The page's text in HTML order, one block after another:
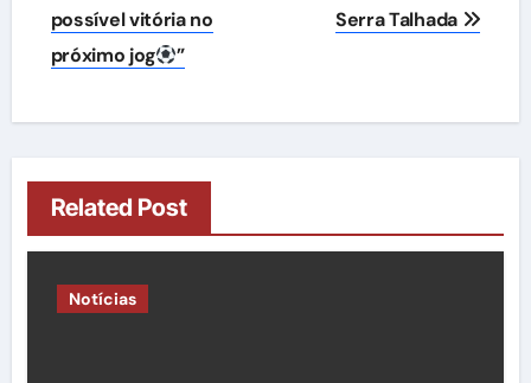
possível vitória no
próximo jog
”
Serra Talhada
Related Post
Notícias